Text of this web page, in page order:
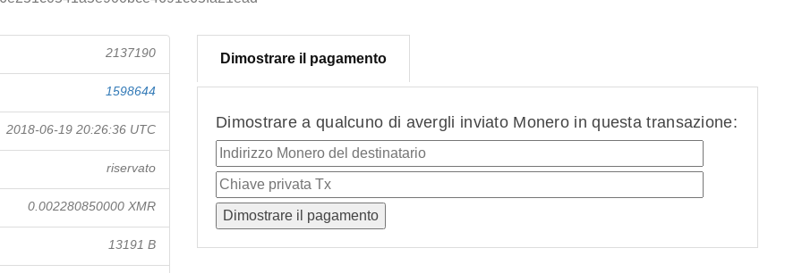
2137190
1598644
2018-06-19 20:26:36 UTC
riservato
0.002280850000 XMR
13191 B
Dimostrare il pagamento
Dimostrare a qualcuno di avergli inviato Monero in questa transazione: